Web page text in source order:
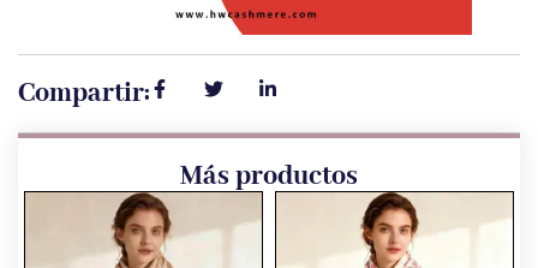
Compartir:
Más productos